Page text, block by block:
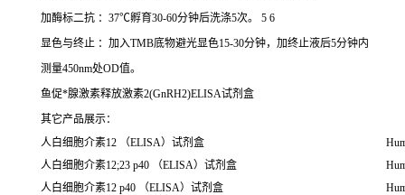
加酶标二抗 ：37℃孵育30-60分钟后洗涤5次。 5 6
显色与终止 ：加入TMB底物避光显色15-30分钟，加终止液后5分钟内
测量450nm处OD值。
鱼促*腺激素释放激素2(GnRH2)ELISA试剂盒
其它产品展示：
人白细胞介素12 （ELISA）试剂盒
人白细胞介素12;23 p40 （ELISA）试剂盒
人白细胞介素12 p40 （ELISA）试剂盒